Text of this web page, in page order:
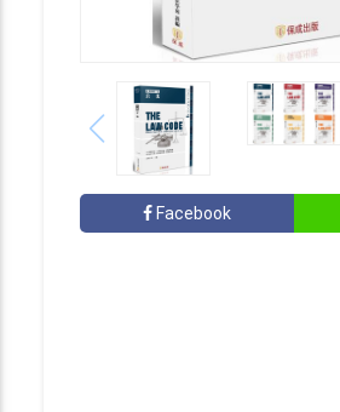
Facebook